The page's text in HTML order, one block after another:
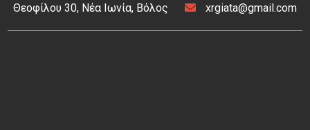
Θεοφίλου 30, Νέα Ιωνία, Βόλος
xrgiata@gmail.com